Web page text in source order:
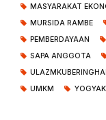
MASYARAKAT
MURSIDA RAMBE
PEMBERDAYAAN
SAPA ANGGOTA
UMKM